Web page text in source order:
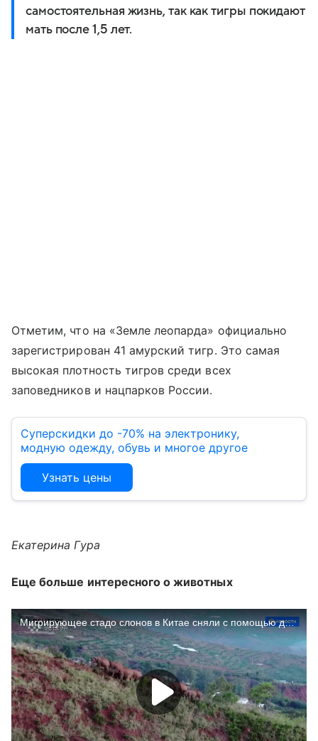
самостоятельная жизнь, так как тигры покидают
мать после 1,5 лет.
Отметим, что на «Земле леопарда» официально
зарегистрирован 41 амурский тигр. Это самая
высокая плотность тигров среди всех
заповедников и нацпарков России.
Суперскидки до -70% на электронику,
модную одежду, обувь и многое другое
Узнать цены
Екатерина Гура
Еще больше интересного о животных